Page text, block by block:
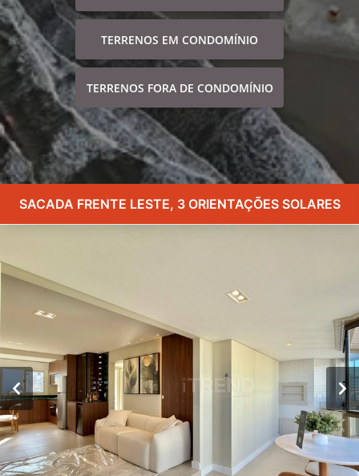
TERRENOS EM CONDOMÍNIO
TERRENOS FORA DE CONDOMÍNIO
SACADA FRENTE LESTE, 3 ORIENTAÇÕES SOLARES